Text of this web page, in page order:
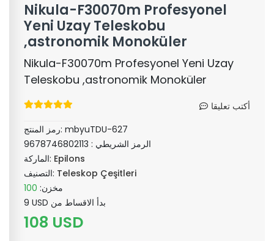
Nikula-F30070m Profesyonel
Yeni Uzay Teleskobu
,astronomik Monoküler
Nikula-F30070m Profesyonel Yeni Uzay
Teleskobu ,astronomik Monoküler
أكتب تعليقا
رمز المنتج: mbyuTDU-627
الرمز الشريطي : 9678746802113
الماركة: Epilons
التصنيف: Teleskop Çeşitleri
مخزن: 100
9 USD بدأ الاقساط من
108 USD